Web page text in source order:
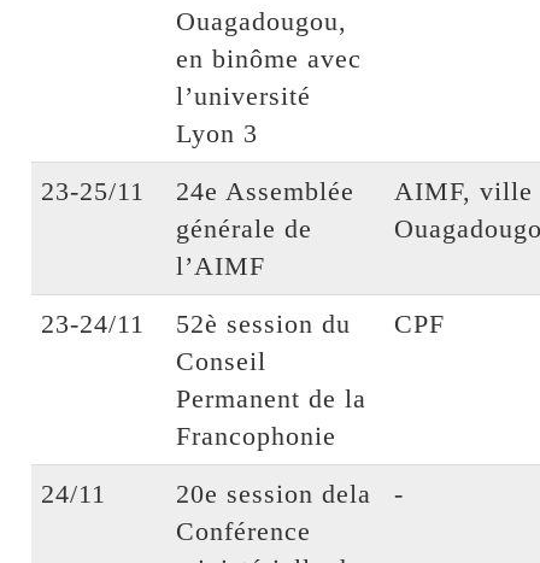
Ouagadougou,
en binôme avec
l’université
Lyon 3
23-25/11
24e Assemblée
générale de
l’AIMF
AIMF, ville
23-24/11
52è session du
Conseil
Permanent de la
Francophonie
CPF
24/11
20e session dela
Conférence
-